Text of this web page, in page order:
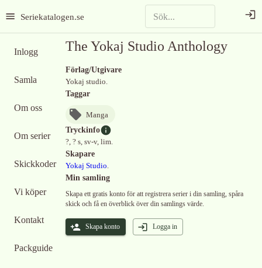
Seriekatalogen.se
Inlogg
Samla
Om oss
Om serier
Skickkoder
Vi köper
Kontakt
Packguide
The Yokaj Studio Anthology
Förlag/Utgivare
Yokaj studio.
Taggar
Manga
Tryckinfo
?, ? s, sv-v, lim.
Skapare
Yokaj Studio.
Min samling
Skapa ett gratis konto för att registrera serier i din samling, spåra
skick och få en överblick över din samlings värde.
Skapa konto Logga in